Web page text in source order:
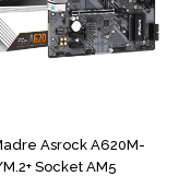
Asrock A620M-
Socket AM5